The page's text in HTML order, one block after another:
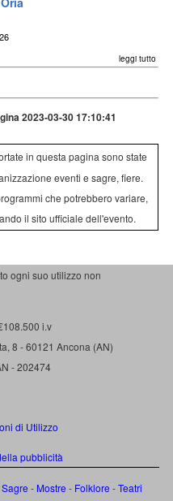
leggi tutto
2023-03-30 17:10:41
in questa pagina sono state
eventi e sagre, fiere.
che potrebbero variare,
il sito ufficiale dell'evento.
ogni suo utilizzo non
i.v
8 - 60121 Ancona (AN)
- 202474
di Utilizzo
pubblicità
Sagre - Mostre - Folklore -Teatri